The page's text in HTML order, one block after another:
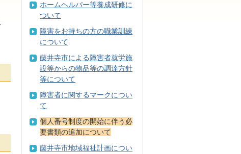
ホームヘルパー等養成研修に
ついて
障害をお持ちの方の職業訓練
について
藤井寺市による障害者就労施
設等からの物品等の調達方針
等について
障害者に関するマークについ
て
個人番号制度の開始に伴う必
要書類の追加について
藤井寺市地域福祉計画につい